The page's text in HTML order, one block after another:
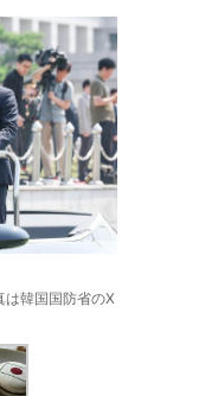
は韓国国防省のX